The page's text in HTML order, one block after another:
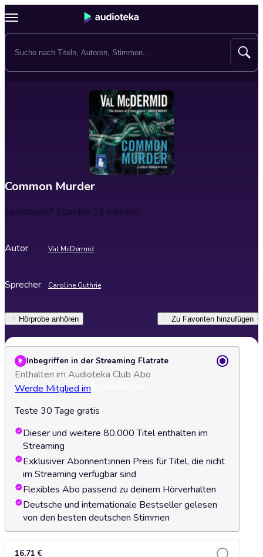
Common Murder
Spieldauer7 Stunden 12 Minuten
Autor Val McDermid
Sprecher Caroline Guthrie
Hörprobe anhören Zu Favoriten hinzufügen
Inbegriffen in der Streaming Flatrate
Enthalten im Audioteka Club Abo
Werde Mitglied im
Teste 30 Tage gratis
Dieser und weitere 80.000 Titel enthalten im
Streaming
Exklusiver Abonnent:innen Preis für Titel, die nicht
im Streaming verfügbar sind
Flexibles Abo passend zu deinem Hörverhalten
Deutsche und internationale Bestseller gelesen
von den besten deutschen Stimmen
16,71 €